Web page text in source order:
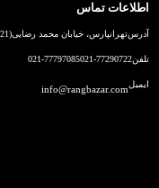
اطلاعات تماس
آدرستهرانپارس، خیابان محمد رضایی(121)، بن بست 148 شرقی
تلفن021-77290722
021-77797085
ایمیلinfo@rangbazar.com